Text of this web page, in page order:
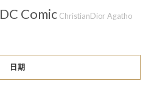
DC Comic ChristianDior Agatho
日期